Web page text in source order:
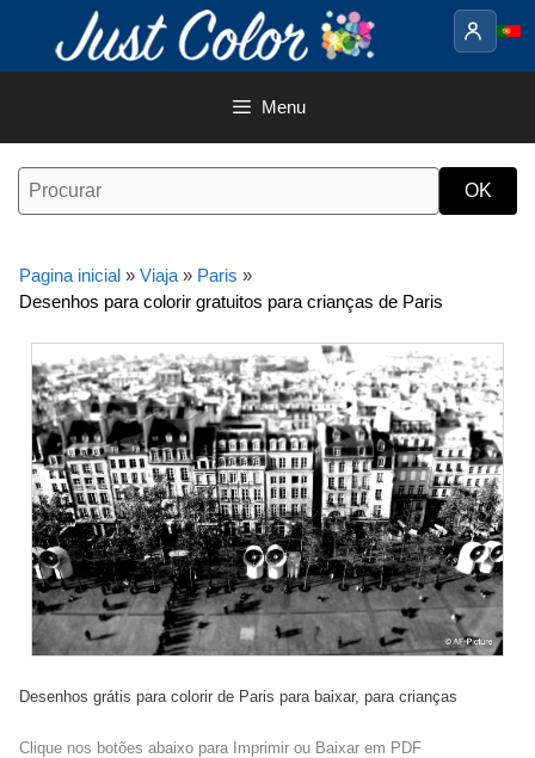
o
Menu
Pagina inicial » Viaja » Paris »
Desenhos para colorir gratuitos para crianças de Paris
Desenhos grátis para colorir de Paris para baixar, para crianças
Clique nos botões abaixo para Imprimir ou Baixar em PDF